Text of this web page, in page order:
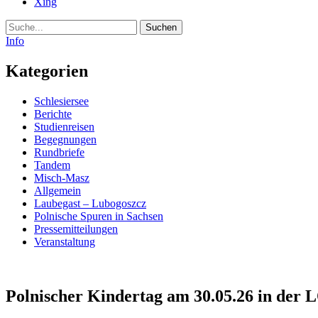
Suche
Info
Kategorien
Schlesiersee
Berichte
Studienreisen
Begegnungen
Rundbriefe
Tandem
Misch-Masz
Allgemein
Laubegast – Lubogoszcz
Polnische Spuren in Sachsen
Pressemitteilungen
Veranstaltung
Polnischer Kindertag am 30.05.26 in der